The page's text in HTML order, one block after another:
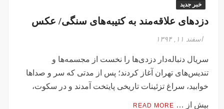
خبر جدید
دزدهای علاقه‌مند به کتیبه‌های سنگی/ عکس
اسفند ۱۱, ۱۳۹۴
سریال دنباله‌دار دزدی‌ها را نخست از مجسمه‌ها و
تندیس‌های تهران آغاز کردند؛ پس از مدتی که سر و صداها
خوابید، سراغ تزئینات تاریخی پایتخت آمدند و در سکوت،
بیش از … READ MORE